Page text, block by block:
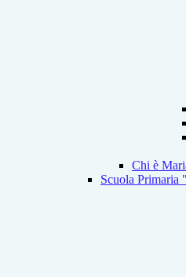
Chi è
Scuola Primaria